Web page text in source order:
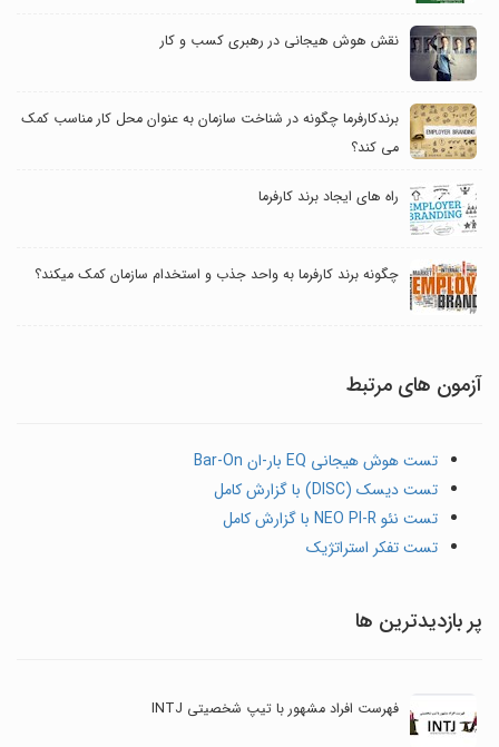
نقش هوش هیجانی در رهبری کسب و کار
برندکارفرما چگونه در شناخت سازمان به عنوان محل کار مناسب کمک
می کند؟
راه های ایجاد برند کارفرما
چگونه برند کارفرما به واحد جذب و استخدام سازمان کمک میکند؟
آزمون های مرتبط
تست هوش هیجانی EQ بار-ان Bar-On
تست دیسک (DISC) با گزارش کامل
تست نئو NEO PI-R با گزارش کامل
تست تفکر استراتژیک
پر بازدیدترین ها
فهرست افراد مشهور با تیپ شخصیتی INTJ